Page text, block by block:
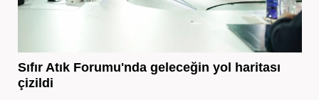
Sıfır Atık Forumu'nda geleceğin yol haritası
çizildi